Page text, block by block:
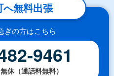
へ無料出張
ぎの方はこちら
9461
休（通話料無料）